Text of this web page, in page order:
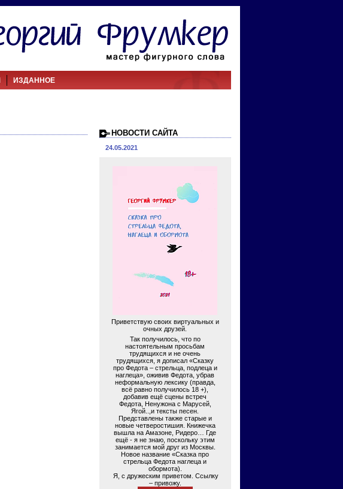
ИЗДАННОЕ
НОВОСТИ САЙТА
24.05.2021
Приветствую своих виртуальных и
очных друзей.
Так получилось, что по
настоятельным просьбам
трудящихся и не очень
трудящихся, я дописал «Сказку
про Федота – стрельца, подлеца и
наглеца», оживив Федота, убрав
неформальную лексику (правда,
всё равно получилось 18 +),
добавив ещё сцены встреч
Федота, Ненужона с Марусей,
Ягой..,и тексты песен.
Представлены также старые и
новые четверостишия. Книжечка
вышла на Амазоне, Ридеро… Где
ещё - я не знаю, поскольку этим
занимается мой друг из Москвы.
Новое название «Сказка про
стрельца Федота наглеца и
обормота).
Я, с дружеским приветом. Ссылку
– привожу.